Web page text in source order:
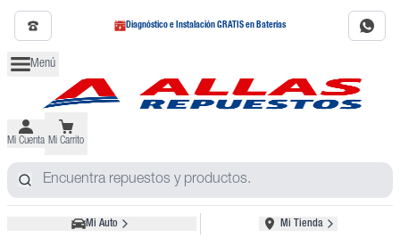
Diagnóstico e Instalación GRATIS en Baterías
Menú
Mi Cuenta Mi Carrito
Mi Auto Mi Tienda